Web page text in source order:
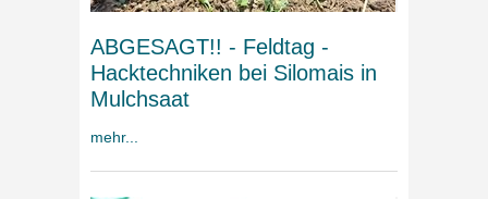
ABGESAGT!! - Feldtag -
Hacktechniken bei Silomais in
Mulchsaat
mehr...